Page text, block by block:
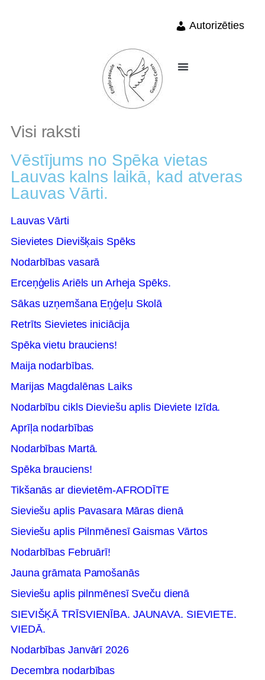
Autorizēties
Visi raksti
Vēstījums no Spēka vietas
Lauvas kalns laikā, kad atveras
Lauvas Vārti.
Lauvas Vārti
Sievietes Dievišķais Spēks
Nodarbības vasarā
Erceņģelis Ariēls un Arheja Spēks.
Sākas uzņemšana Eņģeļu Skolā
Retrīts Sievietes iniciācija
Spēka vietu brauciens!
Maija nodarbības.
Marijas Magdalēnas Laiks
Nodarbību cikls Dieviešu aplis Dieviete Izīda.
Aprīļa nodarbības
Nodarbības Martā.
Spēka brauciens!
Tikšanās ar dievietēm-AFRODĪTE
Sieviešu aplis Pavasara Māras dienā
Sieviešu aplis Pilnmēnesī Gaismas Vārtos
Nodarbības Februārī!
Jauna grāmata Pamošanās
Sieviešu aplis pilnmēnesī Sveču dienā
SIEVIŠĶĀ TRĪSVIENĪBA. JAUNAVA. SIEVIETE.
VIEDĀ.
Nodarbības Janvārī 2026
Decembra nodarbības